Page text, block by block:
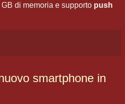
di memoria e supporto push
smartphone in